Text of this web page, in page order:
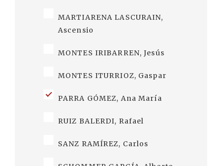
MARTIARENA LASCURAIN,
Ascensio
MONTES IRIBARREN, Jesús
MONTES ITURRIOZ, Gaspar
PARRA GÓMEZ, Ana María
RUIZ BALERDI, Rafael
SANZ RAMÍREZ, Carlos